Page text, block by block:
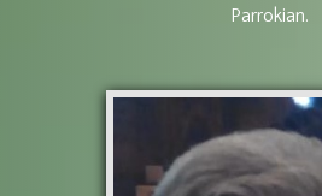
Parrokian.